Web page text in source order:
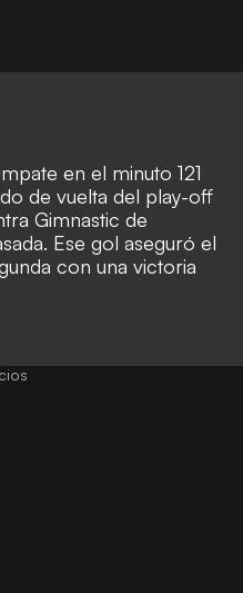
en el minuto 121
de vuelta del play-off
Gimnastic de
Ese gol aseguró el
con una victoria